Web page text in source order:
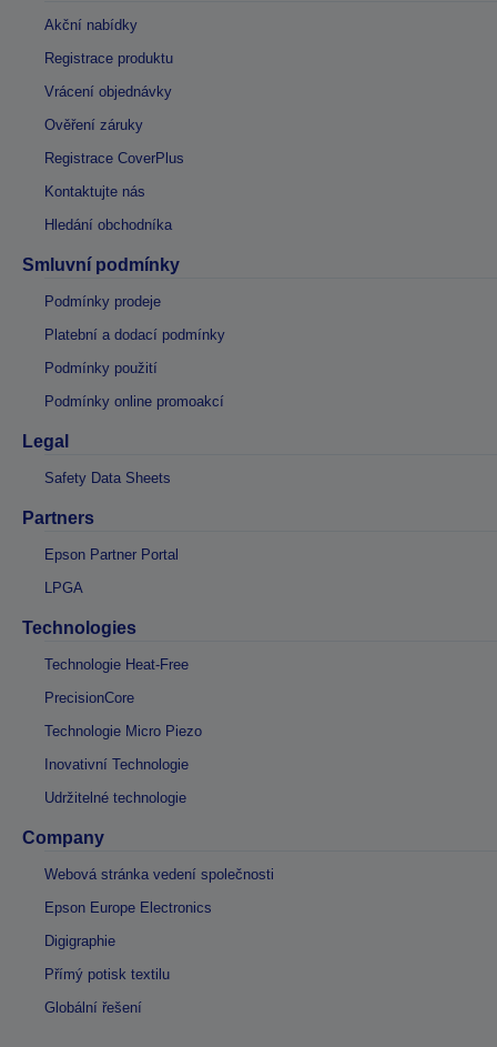
Akční nabídky
Registrace produktu
Vrácení objednávky
Ověření záruky
Registrace CoverPlus
Kontaktujte nás
Hledání obchodníka
Smluvní podmínky
Podmínky prodeje
Platební a dodací podmínky
Podmínky použití
Podmínky online promoakcí
Legal
Safety Data Sheets
Partners
Epson Partner Portal
LPGA
Technologies
Technologie Heat-Free
PrecisionCore
Technologie Micro Piezo
Inovativní Technologie
Udržitelné technologie
Company
Webová stránka vedení společnosti
Epson Europe Electronics
Digigraphie
Přímý potisk textilu
Globální řešení